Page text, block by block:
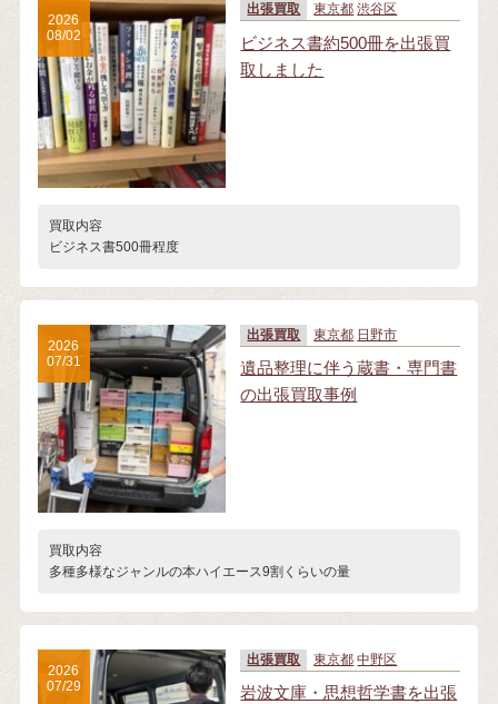
出張買取 東京都 渋谷区
ビジネス書約500冊を出張買
取しました
買取内容
ビジネス書500冊程度
2026
08/02
出張買取 東京都 日野市
遺品整理に伴う蔵書・専門書
の出張買取事例
買取内容
多種多様なジャンルの本ハイエース9割くらいの量
2026
07/31
出張買取 東京都 中野区
岩波文庫・思想哲学書を出張
2026
07/29